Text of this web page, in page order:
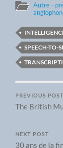
Autre -
SPEECH-TO-
PREVIOUS POST
The British
NEXT POST
30 ans de la